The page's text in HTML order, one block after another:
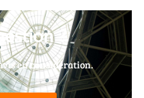
?
en considération.